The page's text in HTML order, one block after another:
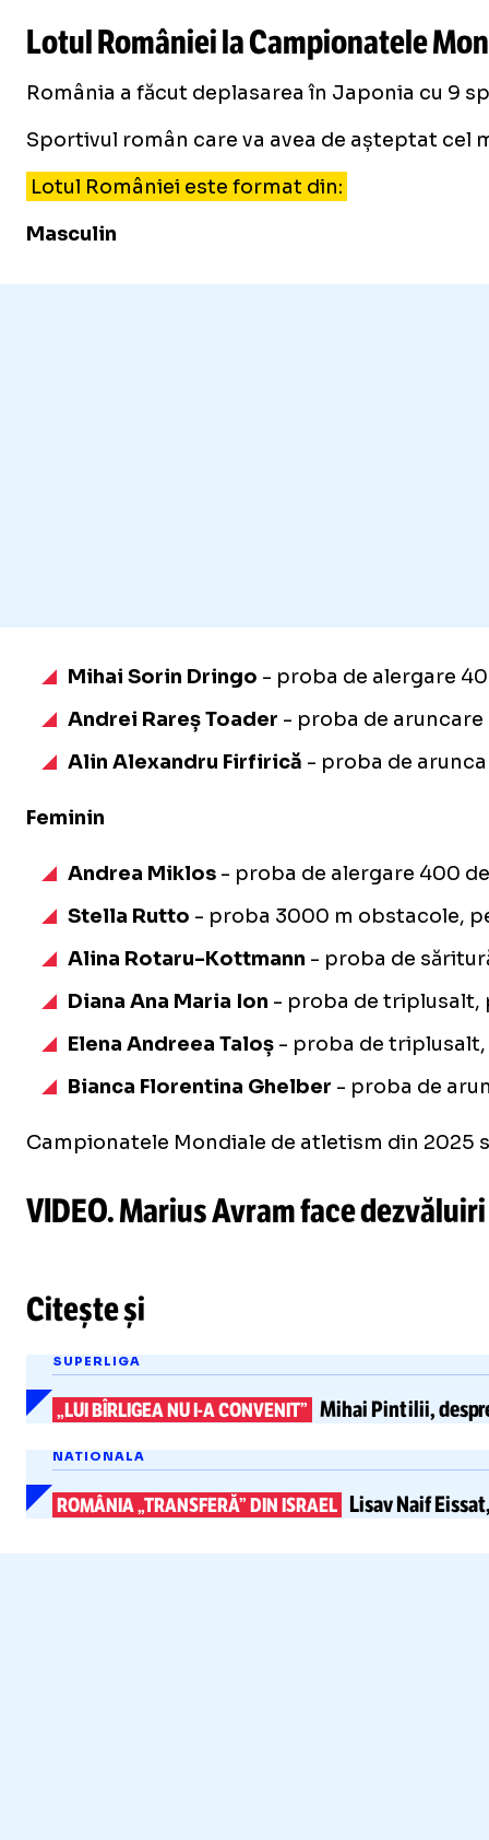
Lotul României la Campionatele
România a făcut deplasarea în Japonia cu 9
Sportivul român care va avea de așteptat cel
Lotul României este format din:
Masculin
Mihai Sorin Dringo - proba de alergare
Andrei Rareș Toader - proba de
Alin Alexandru Firfirică - proba de
Feminin
Andrea Miklos- proba de alergare 400
Stella Rutto - proba 3000 m obstacole,
Alina Rotaru-Kottmann - proba de
Diana Ana Maria Ion - proba de triplusalt,
Elena Andreea Taloș- proba de triplusalt,
Bianca Florentina Ghelber - proba de
Campionatele Mondiale de atletism din 2025
VIDEO. Marius Avram face
Citește și
SUPERLIGA
„LUI BÎRLIGEA NUI-ACONVENIT” Mihai Pintilii,
NATIONALA
ROMÂNIA „TRANSFERĂ” DIN ISRAEL Lisav Naif